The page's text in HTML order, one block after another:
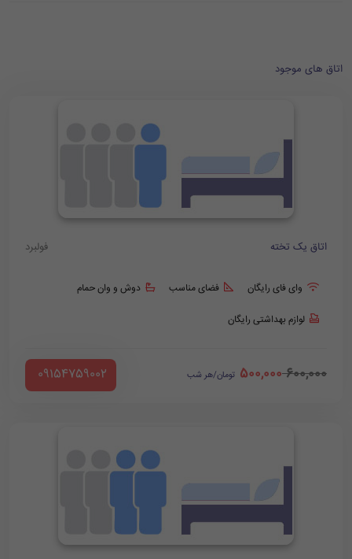
اتاق های موجود
اتاق یک تخته فولبرد
وای فای رایگان فضای مناسب دوش و وان حمام
لوازم بهداشتی رایگان
600,000
500,000 تومان/هر شب ‪ 09154759002